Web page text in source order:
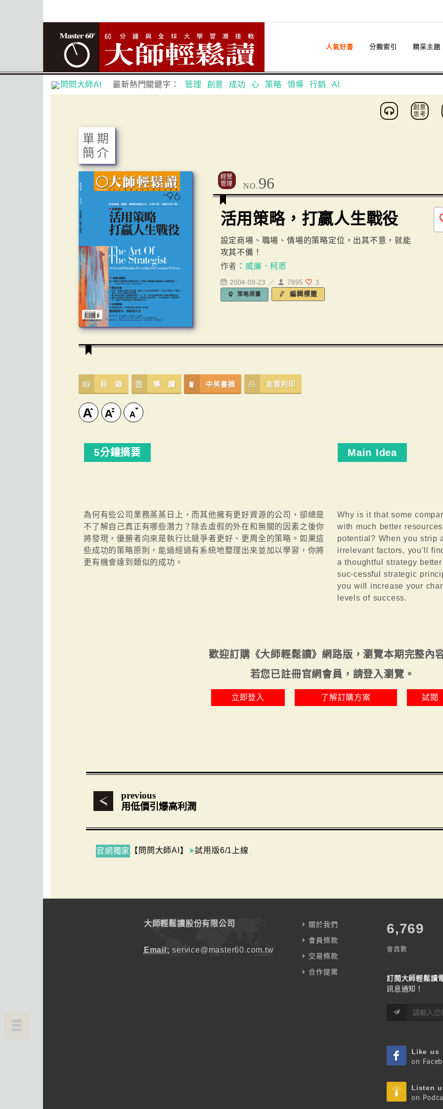
人氣好書 分類索引 精采主題
問問大師AI 最新熱門關鍵字： 管理 創意 成功 心 策略 領導 行銷 AI
創意
思考
單期
簡介
經營
管理
NO.96
活用策略，打贏人生戰役
設定商場、職場、情場的策略定位，出其不意，就能
攻其不備！
作者： 威廉．柯恩
2004-09-23 ／ 7895 3
策略規畫 編輯標籤
目 錄 導 讀 中英書摘 友善列印
5分鐘摘要 Main Idea
為何有些公司業務蒸蒸日上，而其他擁有更好資源的公司，卻總是
不了解自己真正有哪些潛力？除去虛假的外在和無關的因素之後你
將發現，優勝者向來是執行比競爭者更好、更周全的策略。如果這
些成功的策略原則，能過經過有系統地整理出來並加以學習，你將
更有機會達到類似的成功。
Why is it that some
with much better
potential? When you strip
irrelevant factors, you'll
a thoughtful strategy
suc-cessful strategic
you will increase your
levels of success.
歡迎訂購《大師輕鬆讀》網路版，瀏覽本期完整內
若您已註冊官網會員，請登入瀏覽。
立即登入 了解訂購方案 試閱
previous
用低價引爆高利潤
官網獨家 【問問大師AI】 ➤試用版6/1上線
大師輕鬆讀股份有限公司
Email: service@master60.com.tw
關於我們
會員條款
交易條款
合作提案
7,787
會員數
訂閱大師輕鬆讀
訊息通知！
Like us
on
Listen
on